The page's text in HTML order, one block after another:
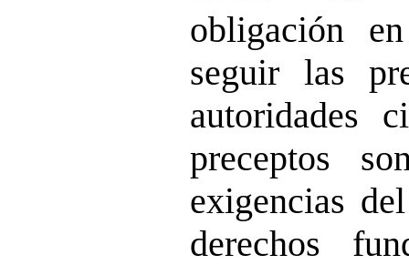
obligación
seguir las
autoridades
preceptos
exigencias
derechos